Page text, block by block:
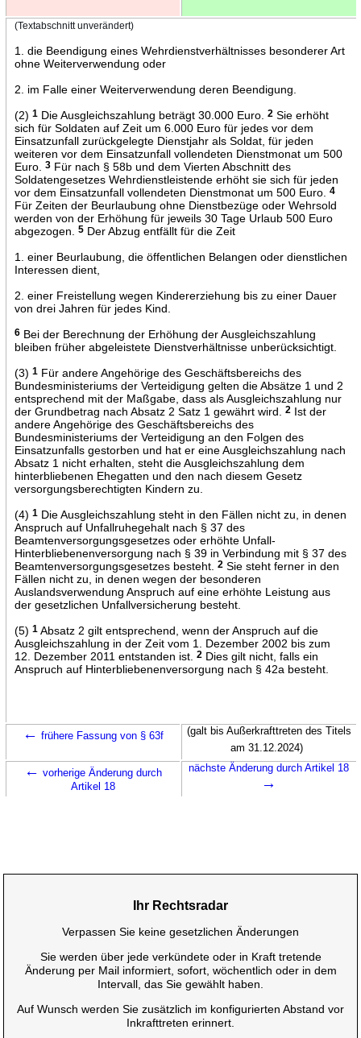
(Textabschnitt unverändert)
1. die Beendigung eines Wehrdienstverhältnisses besonderer Art
ohne Weiterverwendung oder
2. im Falle einer Weiterverwendung deren Beendigung.
(2) 1Die Ausgleichszahlung beträgt 30.000 Euro. 2Sie erhöht
sich für Soldaten auf Zeit um 6.000 Euro für jedes vor dem
Einsatzunfall zurückgelegte Dienstjahr als Soldat, für jeden
weiteren vor dem Einsatzunfall vollendeten Dienstmonat um 500
Euro.
3Für nach § 58b und dem Vierten Abschnitt des
Soldatengesetzes Wehrdienstleistende erhöht sie sich für jeden
vor dem Einsatzunfall vollendeten Dienstmonat um 500 Euro.
4
Für Zeiten der Beurlaubung ohne Dienstbezüge oder Wehrsold
werden von der Erhöhung für jeweils 30 Tage Urlaub 500 Euro
abgezogen.
5Der Abzug entfällt für die Zeit
1. einer Beurlaubung, die öffentlichen Belangen oder dienstlichen
Interessen dient,
2. einer Freistellung wegen Kindererziehung bis zu einer Dauer
von drei Jahren für jedes Kind.
6Bei der Berechnung der Erhöhung der Ausgleichszahlung
bleiben früher abgeleistete Dienstverhältnisse unberücksichtigt.
(3) 1Für andere Angehörige des Geschäftsbereichs des
Bundesministeriums der Verteidigung gelten die Absätze 1 und 2
entsprechend mit der Maßgabe, dass als Ausgleichszahlung nur
der Grundbetrag nach Absatz 2 Satz 1 gewährt wird.
2Ist der
andere Angehörige des Geschäftsbereichs des
Bundesministeriums der Verteidigung an den Folgen des
Einsatzunfalls gestorben und hat er eine Ausgleichszahlung nach
Absatz 1 nicht erhalten, steht die Ausgleichszahlung dem
hinterbliebenen Ehegatten und den nach diesem Gesetz
versorgungsberechtigten Kindern zu.
(4) 1Die Ausgleichszahlung steht in den Fällen nicht zu, in denen
Anspruch auf Unfallruhegehalt nach § 37 des
Beamtenversorgungsgesetzes oder erhöhte Unfall-
Hinterbliebenenversorgung nach § 39 in Verbindung mit § 37 des
Beamtenversorgungsgesetzes besteht.
2Sie steht ferner in den
Fällen nicht zu, in denen wegen der besonderen
Auslandsverwendung Anspruch auf eine erhöhte Leistung aus
der gesetzlichen Unfallversicherung besteht.
(5) 1Absatz 2 gilt entsprechend, wenn der Anspruch auf die
Ausgleichszahlung in der Zeit vom 1. Dezember 2002 bis zum
12. Dezember 2011 entstanden ist.
2Dies gilt nicht, falls ein
Anspruch auf Hinterbliebenenversorgung nach § 42a besteht.
← frühere Fassung von § 63f
(galt bis Außerkrafttreten des Titels
am 31.12.2024)
← vorherige Änderung durch
Artikel 18
nächste Änderung durch Artikel 18
→
Ihr Rechtsradar
Verpassen Sie keine gesetzlichen Änderungen
Sie werden über jede verkündete oder in Kraft tretende
Änderung per Mail informiert, sofort, wöchentlich oder in dem
Intervall, das Sie gewählt haben.
Auf Wunsch werden Sie zusätzlich im konfigurierten Abstand vor
Inkrafttreten erinnert.